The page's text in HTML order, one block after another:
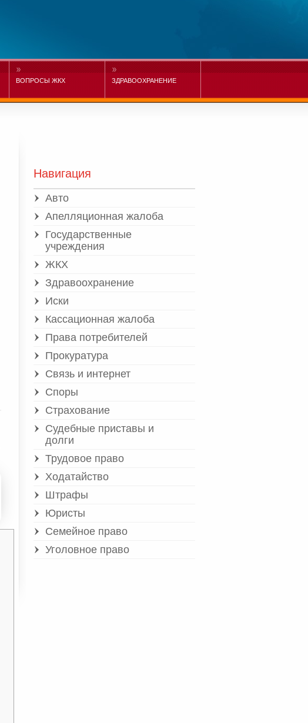
ВОПРОСЫ ЖКХ ЗДРАВООХРАНЕНИЕ
Навигация
Авто
Апелляционная жалоба
Государственные
учреждения
ЖКХ
Здравоохранение
Иски
Кассационная жалоба
Права потребителей
Прокуратура
Связь и интернет
Споры
Страхование
Судебные приставы и
долги
Трудовое право
Ходатайство
Штрафы
Юристы
Семейное право
Уголовное право